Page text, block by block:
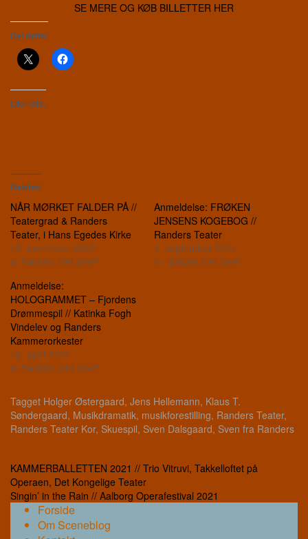
SE MERE OG KØB BILLETTER HER
Del dette:
Like this:
Related
NÅR MØRKET FALDER PÅ //
Teatergrad & Randers
Teater, i Hans Egedes Kirke
15. november 2022
In "ANMELDELSER"
Anmeldelse: FRØKEN
JENSENS KOGEBOG //
Randers Teater
1. september 2024
In "ANMELDELSER"
Anmeldelse:
HOLOGRAMMET – Fjordens
Drømmespil // Katinka Fogh
Vindelev og Randers
Kammerorkester
16. april 2024
In "ANMELDELSER"
Tagget Holger Østergaard, Jens Hellemann, Klaus T.
Søndergaard, Musikdramatik, musikforestilling, Randers Teater,
Randers Teater Kor, Skuespil, Sven Dalsgaard, Sven fra Randers
Indlægsnavigation
KAMMERBALLETTEN 2021 // Trio Vitruvi, Takkelloftet på
Operaen, Det Kongelige Teater
Singin’ in the Rain // Aalborg Operafestival 2021
Forside
Om Sceneblog